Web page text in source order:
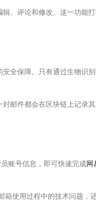
、评论和修改。这一功能
全保障。只有通过生物识
邮件都会在区块链上记录
账号信息，即可快速完成网
箱使用过程中的技术问题，